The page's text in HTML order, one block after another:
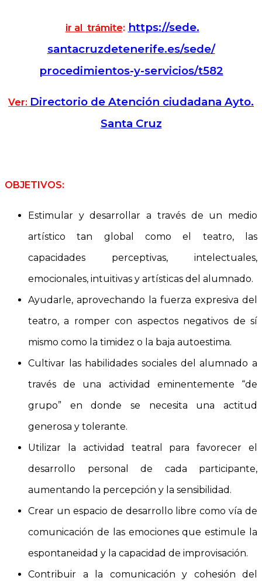
ir al trámite: https://sede.
santacruzdetenerife.es/sede/
procedimientos-y-servicios/t582
Ver: Directorio de Atención ciudadana Ayto.
Santa Cruz
OBJETIVOS:
Estimular y desarrollar a través de un medio
artístico tan global como el teatro, las
capacidades perceptivas, intelectuales,
emocionales, intuitivas y artísticas del alumnado.
Ayudarle, aprovechando la fuerza expresiva del
teatro, a romper con aspectos negativos de sí
mismo como la timidez o la baja autoestima.
Cultivar las habilidades sociales del alumnado a
través de una actividad eminentemente “de
grupo” en donde se necesita una actitud
generosa y tolerante.
Utilizar la actividad teatral para favorecer el
desarrollo personal de cada participante,
aumentando la percepción y la sensibilidad.
Crear un espacio de desarrollo libre como vía de
comunicación de las emociones que estimule la
espontaneidad y la capacidad de improvisación.
Contribuir a la comunicación y cohesión del